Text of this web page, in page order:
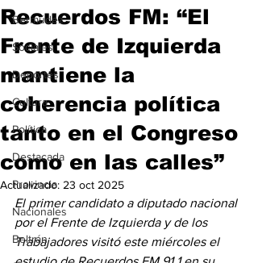
Bermúdez
Sociales
Deportes
Cultura
Política
Destacada
Provincia
Nacionales
Beltrán
Recuerdos FM: “El
Frente de Izquierda
mantiene la
coherencia política
tanto en el Congreso
como en las calles”
Actualizado: 23 oct 2025
El primer candidato a diputado nacional
por el Frente de Izquierda y de los
Trabajadores visitó este miércoles el